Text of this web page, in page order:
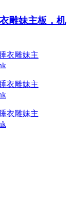
雕妹主板，机